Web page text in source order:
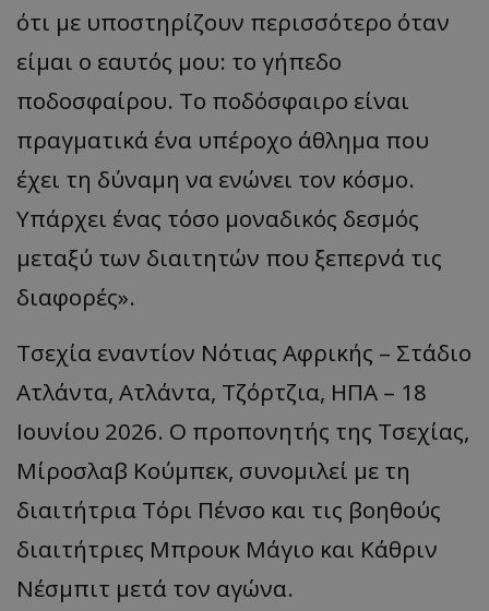
ότι με υποστηρίζουν περισσότερο όταν
είμαι ο εαυτός μου: το γήπεδο
ποδοσφαίρου. Το ποδόσφαιρο είναι
πραγματικά ένα υπέροχο άθλημα που
έχει τη δύναμη να ενώνει τον κόσμο.
Υπάρχει ένας τόσο μοναδικός δεσμός
μεταξύ των διαιτητών που ξεπερνά τις
διαφορές».
Τσεχία εναντίον Νότιας Αφρικής – Στάδιο
Ατλάντα, Ατλάντα, Τζόρτζια, ΗΠΑ – 18
Ιουνίου 2026. Ο προπονητής της Τσεχίας,
Μίροσλαβ Κούμπεκ, συνομιλεί με τη
διαιτήτρια Τόρι Πένσο και τις βοηθούς
διαιτήτριες Μπρουκ Μάγιο και Κάθριν
Νέσμπιτ μετά τον αγώνα.